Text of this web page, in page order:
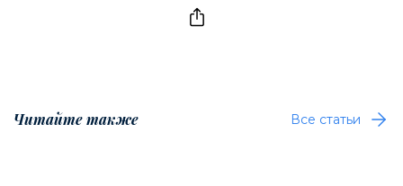
Читайте также Все статьи